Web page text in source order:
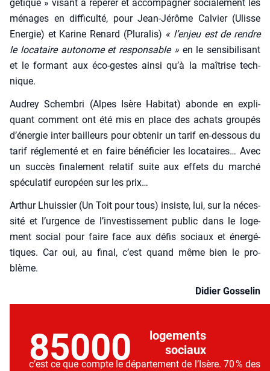
gé­tique » visant à repé­rer et accom­pa­gner socia­le­ment les
ménages en dif­fi­cul­té, pour Jean-Jérôme Cal­vier (Ulisse
Ener­gie) et Karine Renard (Plu­ra­lis) « l’enjeu est de rendre
le loca­taire auto­nome et res­pon­sable »en le sen­si­bi­li­sant
et le for­mant aux éco-gestes ain­si qu’à la maî­trise tech­
nique.
Audrey Schem­bri (Alpes Isère Habi­tat) abonde en expli­
quant com­ment ont été mis en place des achats grou­pés
d’énergie inter bailleurs pour obte­nir un tarif en-des­sous du
tarif régle­men­té et en faire béné­fi­cier les loca­taires… Avec
un suc­cès fina­le­ment rela­tif suite aux effets du mar­ché
spé­cu­la­tif euro­péen sur les prix…
Arthur Lhuis­sier (Un Toit pour tous) insiste, lui, sur la néces­
si­té et l’urgence de l’investissement public dans le loge­
ment social pour faire face aux défis sociaux et éner­gé­
tiques. Car oui, au final, c’est quand même bien le pro­
blème.
Didier Gos­se­lin
85000
loge­ments
sociaux
c’est ce que compte le dépar­te­ment de l’Isère. 70 % des